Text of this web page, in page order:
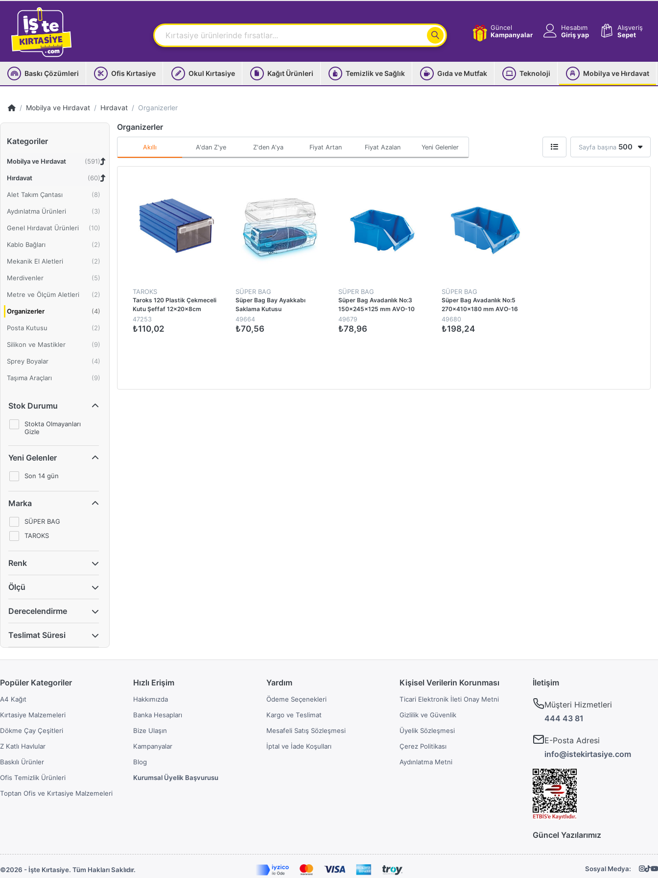
Güncel
Kampanyalar
Hesabım
Giriş yap
Alışveriş
Sepet
Baskı Çözümleri Ofis Kırtasiye Okul Kırtasiye Kağıt Ürünleri Temizlik ve Sağlık Gıda ve Mutfak Teknoloji Mobilya ve Hırdavat
Mobilya ve Hırdavat Hırdavat Organizerler
Kategoriler
Mobilya ve Hırdavat
Hırdavat
Alet Takım Çantası
Aydınlatma Ürünleri
Genel Hırdavat Ürünleri
Kablo Bağları
Mekanik El Aletleri
Merdivenler
Metre ve Ölçüm Aletleri
Organizerler
Posta Kutusu
Silikon ve Mastikler
Sprey Boyalar
Taşıma Araçları
Stok Durumu
Stokta Olmayanları
Gizle
Yeni Gelenler
Son 14 gün
Marka
SÜPER BAG
TAROKS
Renk
Ölçü
Derecelendirme
Teslimat Süresi
Organizerler
Akıllı A'dan Z'ye Z'den A'ya Fiyat Artan Fiyat Azalan Yeni Gelenler Sayfa başına 500
TAROKS
Taroks 120 Plastik Çekmeceli
Kutu Şeffaf 12x20x8cm
47253
₺110,02
SÜPER BAG
Süper Bag Bay Ayakkabı
Saklama Kutusu
360x205x134h mm Şeffaf
ASR-5008
49664
₺70,56
SÜPER BAG
Süper Bag Avadanlık No:3
150x245x125 mm AVO-10
49679
₺78,96
SÜPER BAG
Süper Bag Avadanlık No:5
270x410x180 mm AVO-16
49680
₺198,24
Popüler Kategoriler
A4 Kağıt
Kırtasiye Malzemeleri
Dökme Çay Çeşitleri
Z Katlı Havlular
Baskılı Ürünler
Ofis Temizlik Ürünleri
Toptan Ofis ve Kırtasiye Malzemeleri
Hızlı Erişim
Hakkımızda
Banka Hesapları
Bize Ulaşın
Kampanyalar
Blog
Kurumsal Üyelik Başvurusu
Yardım
Ödeme Seçenekleri
Kargo ve Teslimat
Mesafeli Satış Sözleşmesi
İptal ve İade Koşulları
Kişisel Verilerin Korunması
Ticari Elektronik İleti Onay Metni
Gizlilik ve Güvenlik
Üyelik Sözleşmesi
Çerez Politikası
Aydınlatma Metni
İletişim
Müşteri Hizmetleri
444 43 81
E-Posta Adresi
info@istekirtasiye.com
Güncel Yazılarımız
©2026 - İşte Kırtasiye. Tüm Hakları Saklıdır. Sosyal Medya: